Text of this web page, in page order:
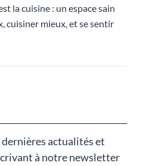
la cuisine : un espace sain
cuisiner mieux, et se sentir
actualités et
à notre newsletter